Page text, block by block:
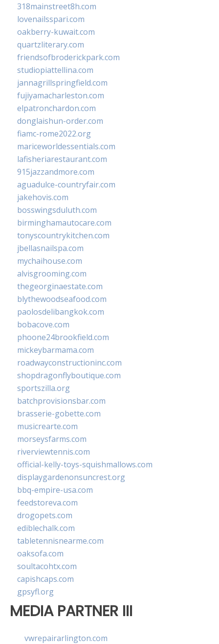
318mainstreet8h.com
lovenailsspari.com
oakberry-kuwait.com
quartzliterary.com
friendsofbroderickpark.com
studiopiattellina.com
jannagrillspringfield.com
fujiyamacharleston.com
elpatronchardon.com
donglaishun-order.com
fiamc-rome2022.org
mariceworldessentials.com
lafisheriarestaurant.com
915jazzandmore.com
aguadulce-countryfair.com
jakehovis.com
bosswingsduluth.com
birminghamautocare.com
tonyscountrykitchen.com
jbellasnailspa.com
mychaihouse.com
alvisgrooming.com
thegeorginaestate.com
blythewoodseafood.com
paolosdelibangkok.com
bobacove.com
phoone24brookfield.com
mickeybarmama.com
roadwayconstructioninc.com
shopdragonflyboutique.com
sportszilla.org
batchprovisionsbar.com
brasserie-gobette.com
musicrearte.com
morseysfarms.com
riverviewtennis.com
official-kelly-toys-squishmallows.com
displaygardenonsuncrest.org
bbq-empire-usa.com
feedstoreva.com
drogopets.com
ediblechalk.com
tabletennisnearme.com
oaksofa.com
soultacohtx.com
capishcaps.com
gpsyfl.org
MEDIA PARTNER III
vwrepairarlington.com